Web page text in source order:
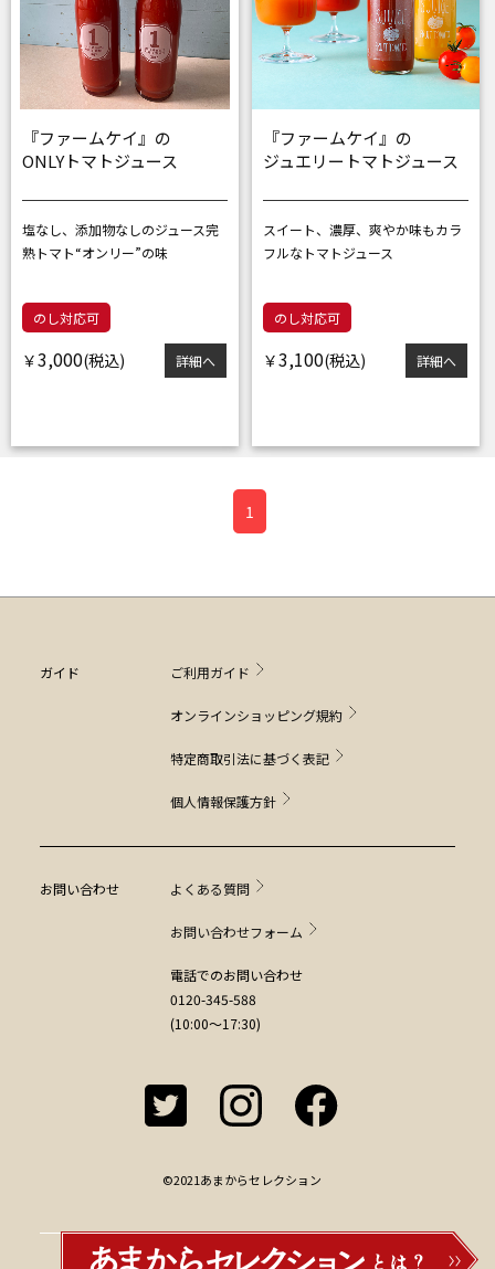
『ファームケイ』の
ONLYトマトジュース
塩なし、添加物なしのジュース完
熟トマト“オンリー”の味
のし対応可
￥3,000 詳細へ
『ファームケイ』の
ジュエリートマトジュース
スイート、濃厚、爽やか味もカラ
フルなトマトジュース
のし対応可
￥3,100 詳細へ
1
ガイド ご利用ガイド
オンラインショッピング規約
特定商取引法に基づく表記
個人情報保護方針
お問い合わせ よくある質問
お問い合わせフォーム
電話でのお問い合わせ
0120-345-588
(10:00～17:30)
©2021あまからセレクション